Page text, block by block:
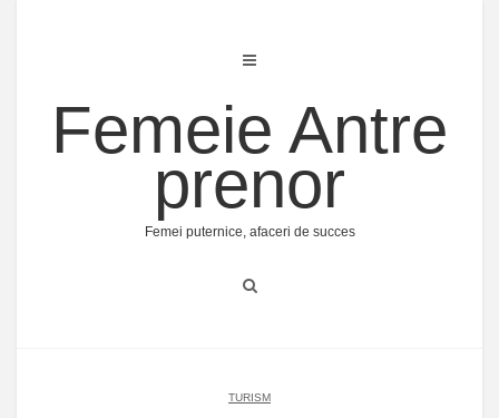
Femeie Antre
prenor
Femei puternice, afaceri de succes
TURISM